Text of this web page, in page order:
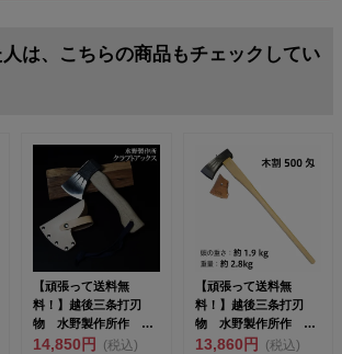
は、こちらの商品もチェックしてい
【頑張って送料無
料！】越後三条打刃
物 水野製作所作 ク
ラフトアックス 全鋼
14,850円 (税込)
【頑張って送料無
料！】越後三条打刃
物 水野製作所作 木
割500匁（1.9kg） 白
13,860円 (税込)